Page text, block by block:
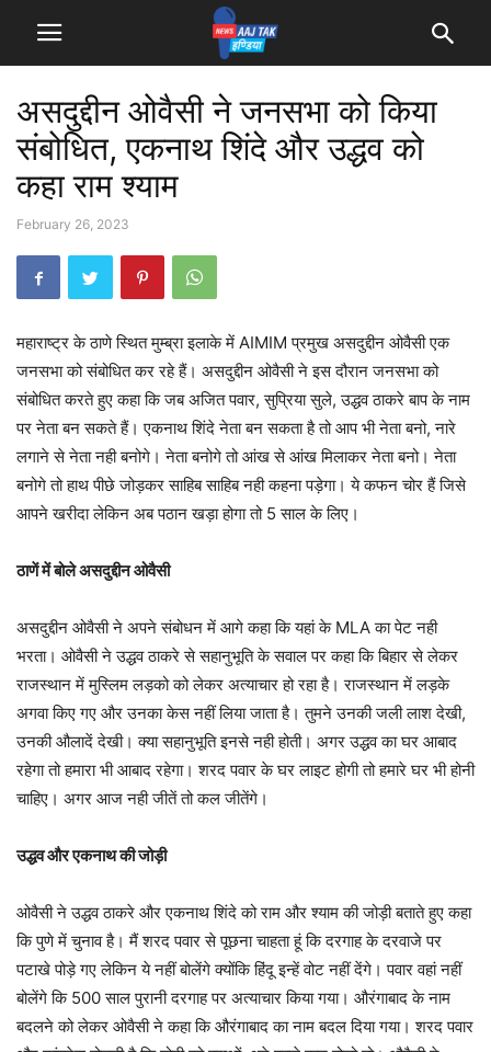
असदुद्दीन ओवैसी ने जनसभा को किया
संबोधित, एकनाथ शिंदे और उद्धव को
कहा राम श्याम
February 26, 2023
महाराष्ट्र के ठाणे स्थित मुम्ब्रा इलाके में AIMIM प्रमुख असदुद्दीन ओवैसी एक
जनसभा को संबोधित कर रहे हैं। असदुद्दीन ओवैसी ने इस दौरान जनसभा को
संबोधित करते हुए कहा कि जब अजित पवार, सुप्रिया सुले, उद्धव ठाकरे बाप के नाम
पर नेता बन सकते हैं। एकनाथ शिंदे नेता बन सकता है तो आप भी नेता बनो, नारे
लगाने से नेता नही बनोगे। नेता बनोगे तो आंख से आंख मिलाकर नेता बनो। नेता
बनोगे तो हाथ पीछे जोड़कर साहिब साहिब नही कहना पड़ेगा। ये कफन चोर हैं जिसे
आपने खरीदा लेकिन अब पठान खड़ा होगा तो 5 साल के लिए।
ठाणें में बोले असदुद्दीन ओवैसी
असदुद्दीन ओवैसी ने अपने संबोधन में आगे कहा कि यहां के MLA का पेट नही
भरता। ओवैसी ने उद्धव ठाकरे से सहानुभूति के सवाल पर कहा कि बिहार से लेकर
राजस्थान में मुस्लिम लड़को को लेकर अत्याचार हो रहा है। राजस्थान में लड़के
अगवा किए गए और उनका केस नहीं लिया जाता है। तुमने उनकी जली लाश देखी,
उनकी औलादें देखी। क्या सहानुभूति इनसे नही होती। अगर उद्धव का घर आबाद
रहेगा तो हमारा भी आबाद रहेगा। शरद पवार के घर लाइट होगी तो हमारे घर भी होनी
चाहिए। अगर आज नही जीतें तो कल जीतेंगे।
उद्धव और एकनाथ की जोड़ी
ओवैसी ने उद्धव ठाकरे और एकनाथ शिंदे को राम और श्याम की जोड़ी बताते हुए कहा
कि पुणे में चुनाव है। मैं शरद पवार से पूछना चाहता हूं कि दरगाह के दरवाजे पर
पटाखे पोड़े गए लेकिन ये नहीं बोलेंगे क्योंकि हिंदू इन्हें वोट नहीं देंगे। पवार वहां नहीं
बोलेंगे कि 500 साल पुरानी दरगाह पर अत्याचार किया गया। औरंगाबाद के नाम
बदलने को लेकर ओवैसी ने कहा कि औरंगाबाद का नाम बदल दिया गया। शरद पवार